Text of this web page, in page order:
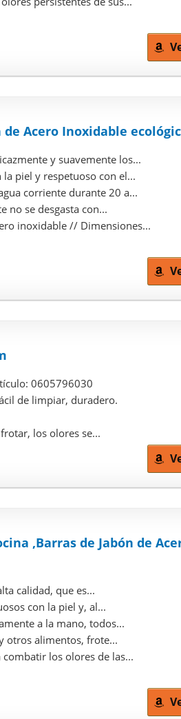
Acero Inoxidable
y suavemente los...
la piel y respetuoso con el...
corriente durante 20 a...
no se desgasta con...
inoxidable // Dimensiones...
0605796030
de limpiar, duradero.
los olores se...
,Barras de Jabón de
calidad, que es...
con la piel y, al...
a la mano, todos...
otros alimentos, frote...
los olores de las...